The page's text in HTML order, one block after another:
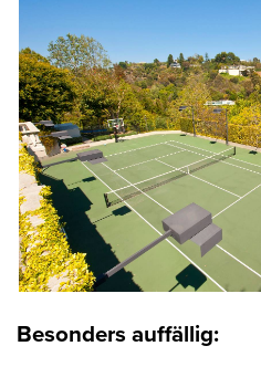
Besonders auffällig: